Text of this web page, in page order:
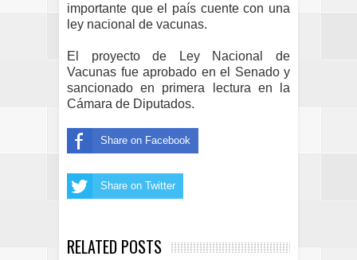
importante que el país cuente con una
ley nacional de vacunas.
El proyecto de Ley Nacional de
Vacunas fue aprobado en el Senado y
sancionado en primera lectura en la
Cámara de Diputados.
Share on Facebook
Share on Twitter
RELATED POSTS